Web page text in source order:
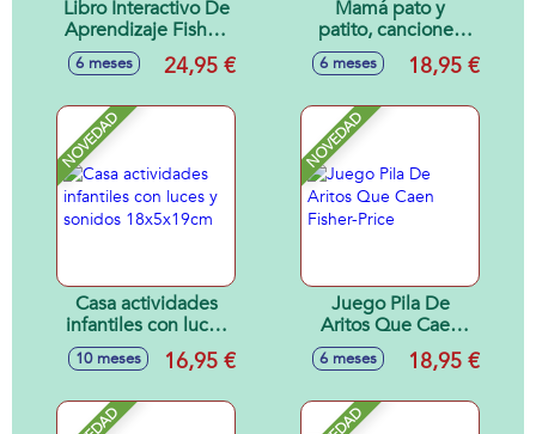
Libro Interactivo De
Aprendizaje Fisher-
Price Ríe Y
Aprende Con Luz y
6 meses 24,95 €
Mamá pato y
patito, canciones
alegres y de cuna,
aprende el
palabras, volumen
ajustable, con
sonidos, mamá
pata 16x15x11cm y
patito 6x6x4cm
6 meses 18,95 €
NOVEDAD
Casa actividades
infantiles con luces
y sonidos
18x5x19cm
10 meses 16,95 €
NOVEDAD
Juego Pila De
Aritos Que Caen
Fisher-Price
6 meses 18,95 €